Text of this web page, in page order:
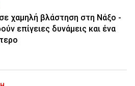
χαμηλή βλάστηση στη Νάξο -
επίγειες δυνάμεις και ένα